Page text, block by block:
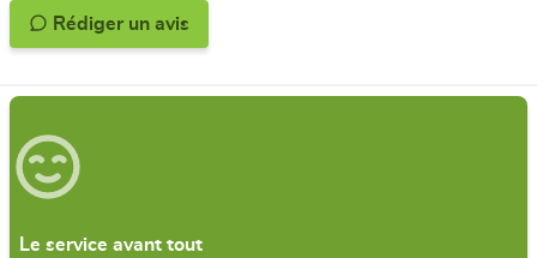
Rédiger un avis
Le service avant tout